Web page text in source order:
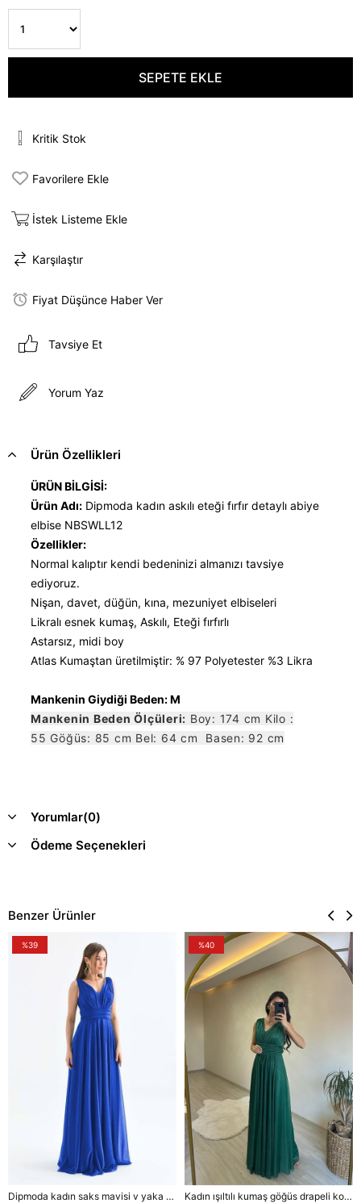
Kritik Stok
Favorilere Ekle
İstek Listeme Ekle
Karşılaştır
Fiyat Düşünce Haber Ver
Tavsiye Et
Yorum Yaz
Ürün Özellikleri
ÜRÜN BİLGİSİ:
Ürün Adı: Dipmoda kadın askılı eteği fırfır detaylı abiye
elbise NBSWLL12
Özellikler:
Normal kalıptır kendi bedeninizi almanızı tavsiye
ediyoruz.
Nişan, davet, düğün, kına, mezuniyet elbiseleri
Likralı esnek kumaş, Askılı, Eteği fırfırlı
Astarsız, midi boy
Atlas Kumaştan üretilmiştir: % 97 Polyetester %3 Likra
Mankenin Giydiği Beden: M
Mankenin Beden Ölçüleri: Boy: 174 cm Kilo :
55 Göğüs: 85 cm Bel: 64 cm Basen: 92 cm
Yorumlar(0)
Ödeme Seçenekleri
Benzer Ürünler
Dipmoda kadın saks mavisi v yaka simli tül abiye elbise DPS9223
%39
Kadın ışıltılı kumaş göğüs drapeli kolsuz elbise DPNM003
%40